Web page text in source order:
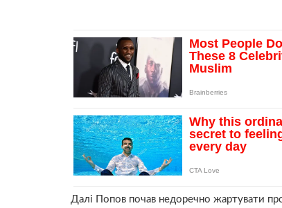
Далі Попов почав недоречно жартувати